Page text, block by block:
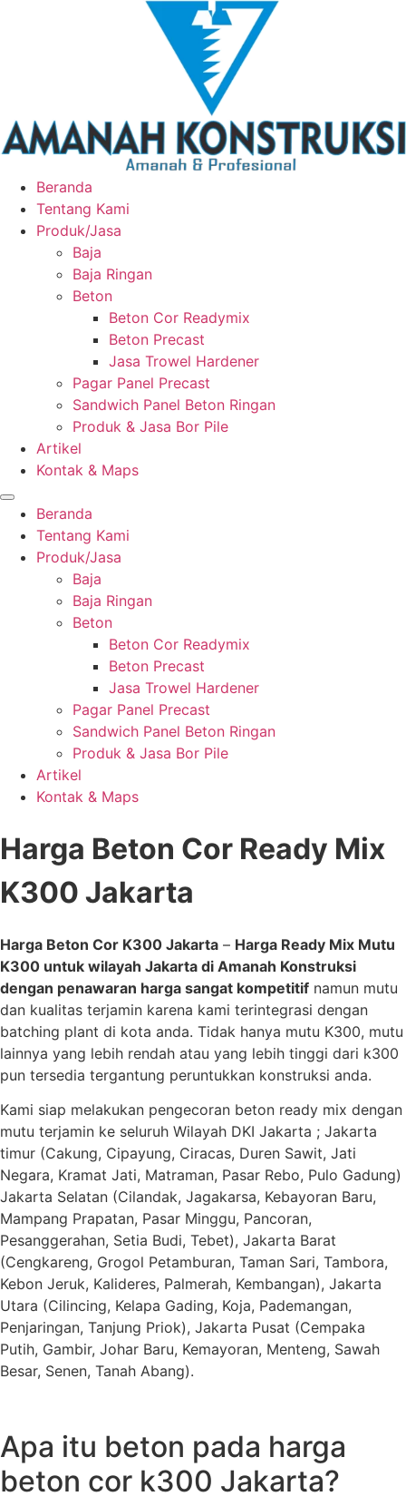
Beranda
Tentang Kami
Produk/Jasa
Baja
Baja Ringan
Beton
Beton Cor Readymix
Beton Precast
Jasa Trowel Hardener
Pagar Panel Precast
Sandwich Panel Beton Ringan
Produk & Jasa Bor Pile
Artikel
Kontak & Maps
Beranda
Tentang Kami
Produk/Jasa
Baja
Baja Ringan
Beton
Beton Cor Readymix
Beton Precast
Jasa Trowel Hardener
Pagar Panel Precast
Sandwich Panel Beton Ringan
Produk & Jasa Bor Pile
Artikel
Kontak & Maps
Harga Beton Cor Ready Mix
K300 Jakarta
Harga Beton Cor K300 Jakarta – Harga Ready Mix Mutu
K300 untuk wilayah Jakarta di Amanah Konstruksi
dengan penawaran harga sangat kompetitif namun mutu
dan kualitas terjamin karena kami terintegrasi dengan
batching plant di kota anda. Tidak hanya mutu K300, mutu
lainnya yang lebih rendah atau yang lebih tinggi dari k300
pun tersedia tergantung peruntukkan konstruksi anda.
Kami siap melakukan pengecoran beton ready mix dengan
mutu terjamin ke seluruh Wilayah DKI Jakarta ; Jakarta
timur (Cakung, Cipayung, Ciracas, Duren Sawit, Jati
Negara, Kramat Jati, Matraman, Pasar Rebo, Pulo Gadung)
Jakarta Selatan (Cilandak, Jagakarsa, Kebayoran Baru,
Mampang Prapatan, Pasar Minggu, Pancoran,
Pesanggerahan, Setia Budi, Tebet), Jakarta Barat
(Cengkareng, Grogol Petamburan, Taman Sari, Tambora,
Kebon Jeruk, Kalideres, Palmerah, Kembangan), Jakarta
Utara (Cilincing, Kelapa Gading, Koja, Pademangan,
Penjaringan, Tanjung Priok), Jakarta Pusat (Cempaka
Putih, Gambir, Johar Baru, Kemayoran, Menteng, Sawah
Besar, Senen, Tanah Abang).
Apa itu beton pada harga
beton cor k300 Jakarta?